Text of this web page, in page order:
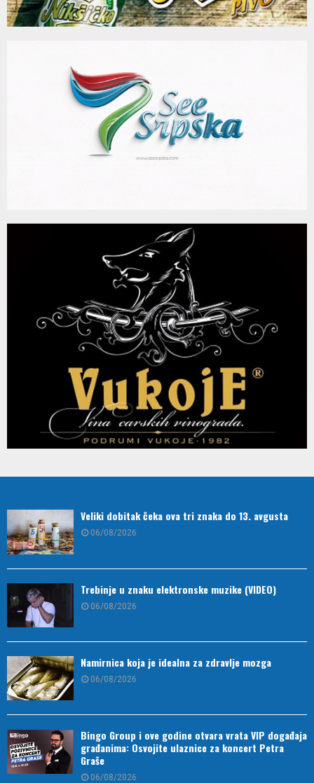
Veliki dobitak čeka ova tri znaka do 13. avgusta
06/08/2026
Trebinje u znaku elektronske muzike (VIDEO)
06/08/2026
Namirnica koja je idealna za zdravlje mozga
06/08/2026
Bingo Group i ove godine otvara vrata VIP događaja
građanima: Osvojite ulaznice za koncert Petra
Graše
06/08/2026